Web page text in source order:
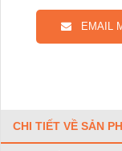
EMAIL
CHI TIẾT VỀ SẢN